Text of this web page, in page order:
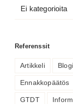
Ei kategorioita
Referenssit
Artikkeli Blogi
Ennakkopäätös
GTDT